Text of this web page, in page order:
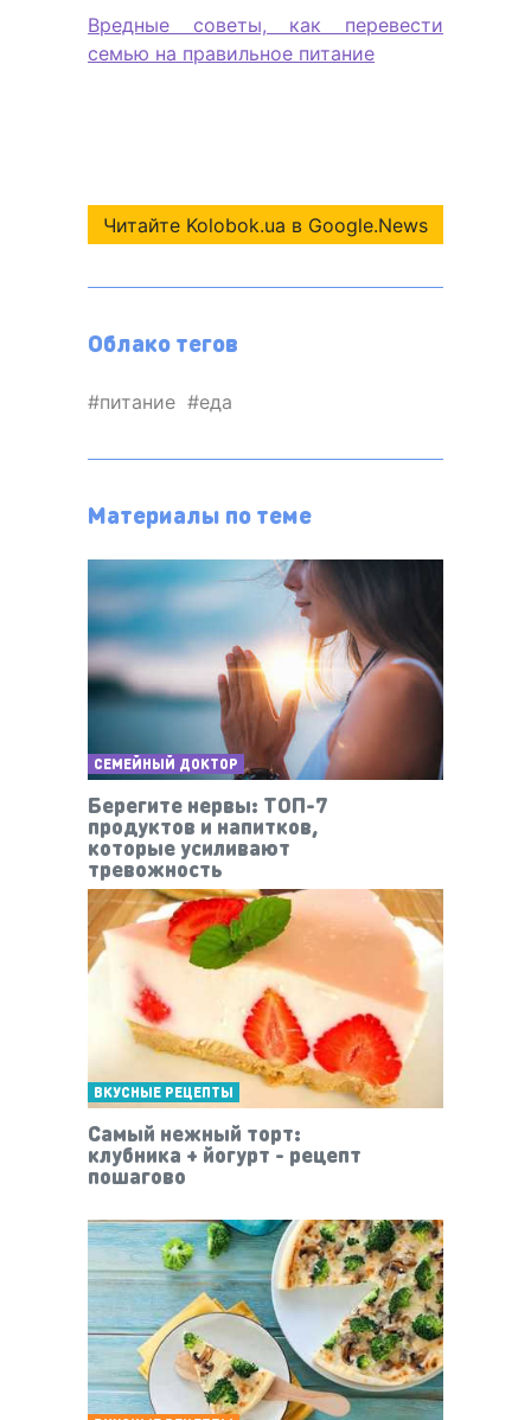
Вредные советы, как перевести
семью на правильное питание
Читайте Kolobok.ua в Google.News
Облако тегов
питание еда
Материалы по теме
СЕМЕЙНЫЙ ДОКТОР
Берегите нервы: ТОП-7
продуктов и напитков,
которые усиливают
тревожность
ВКУСНЫЕ РЕЦЕПТЫ
Самый нежный торт:
клубника + йогурт - рецепт
пошагово